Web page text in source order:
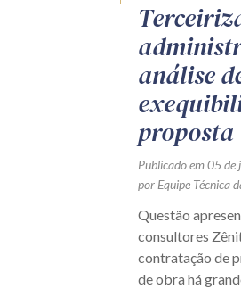
análise
proposta
Publicado em 05
por Equipe Técnica
Questão
consultores
contratação de
de obra há